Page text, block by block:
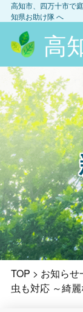
高知市、四万十市で
知県お助け隊へ
高
TOP > お知らせ
虫も対応 ～綺